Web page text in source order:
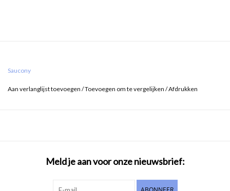
Saucony
Aan verlanglijst toevoegen /Toevoegen om te vergelijken /Afdrukken
Meld je aan voor onze nieuwsbrief: